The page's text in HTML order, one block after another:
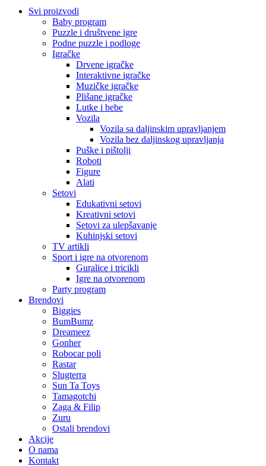
Svi proizvodi
Baby program
Puzzle i društvene igre
Podne puzzle i podloge
Igračke
Drvene igračke
Interaktivne igračke
Muzičke igračke
Plišane igračke
Lutke i bebe
Vozila
Vozila sa daljinskim upravljanjem
Vozila bez daljinskog upravljanja
Puške i pištolji
Roboti
Figure
Alati
Setovi
Edukativni setovi
Kreativni setovi
Setovi za ulepšavanje
Kuhinjski setovi
TV artikli
Sport i igre na otvorenom
Guralice i tricikli
Igre na otvorenom
Party program
Brendovi
Biggies
BumBumz
Dreameez
Gonher
Robocar poli
Rastar
Slugterra
Sun Ta Toys
Tamagotchi
Zaga & Filip
Zuru
Ostali brendovi
Akcije
O nama
Kontakt